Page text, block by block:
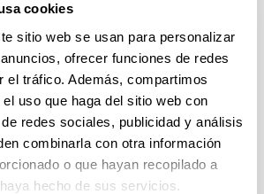
cookies
sitio web se usan para personalizar
ofrecer funciones de redes
el tráfico. Además, compartimos
uso que haga del sitio web con
redes sociales, publicidad y análisis
combinarla con otra información
o que hayan recopilado a
hecho de sus servicios.
de Investigación en Psicología